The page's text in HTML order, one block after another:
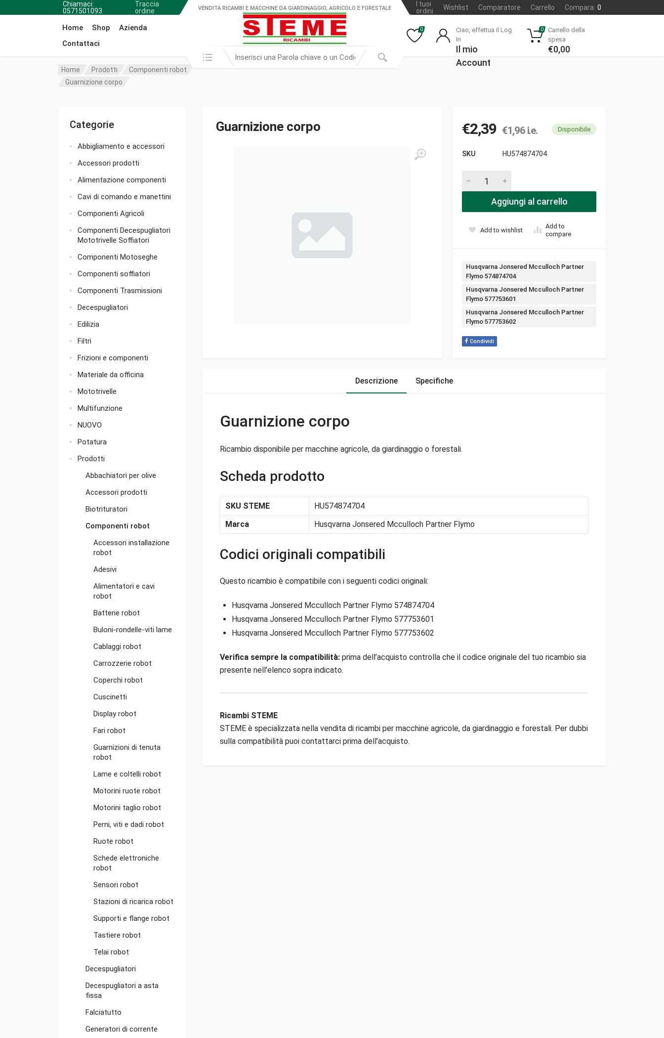
Chiamaci:
0571501093
Traccia
ordine
I tuoi
ordini
Wishlist Comparatore Carrello Compara: 0
Home Shop
Azienda
Contattaci
VENDITA RICAMBI E MACCHINE DA GIARDINAGGIO, AGRICOLO E FORESTALE
Cerca in:
0
Ciao, effettua il Log
In
Il mio
Account
0
Carrello della
spesa
€0,00
Home Prodotti
Componenti robot
Guarnizione corpo
Categorie
Abbigliamento e accessori
Accessori prodotti
Alimentazione componenti
Cavi di comando e manettini
Componenti Agricoli
Componenti Decespugliatori
Mototrivelle Soffiatori
Componenti Motoseghe
Componenti soffiatori
Componenti Trasmissioni
Decespugliatori
Edilizia
Filtri
Frizioni e componenti
Materiale da officina
Mototrivelle
Multifunzione
NUOVO
Potatura
Prodotti
Abbachiatori per olive
Accessori prodotti
Biotrituratori
Componenti robot
Accessori installazione
robot
Adesivi
Alimentatori e cavi
robot
Batterie robot
Buloni-rondelle-viti lame
Cablaggi robot
Carrozzerie robot
Coperchi robot
Cuscinetti
Display robot
Fari robot
Guarnizioni di tenuta
robot
Lame e coltelli robot
Motorini ruote robot
Motorini taglio robot
Perni, viti e dadi robot
Ruote robot
Schede elettroniche
robot
Sensori robot
Stazioni di ricarica robot
Supporti e flange robot
Tastiere robot
Telai robot
Decespugliatori
Decespugliatori a asta
fissa
Falciatutto
Generatori di corrente
Guarnizione corpo €2,39 €1,96i.e. Disponibile
SKU HU574874704
Aggiungi al carrello
Add to wishlist
Add to
compare
Tags:
Husqvarna Jonsered Mcculloch Partner
Flymo 574874704
Husqvarna Jonsered Mcculloch Partner
Flymo 577753601
Husqvarna Jonsered Mcculloch Partner
Flymo 577753602
Condividi
Descrizione Specifiche
Guarnizione corpo
Ricambio disponibile per macchine agricole, da giardinaggio o forestali.
Scheda prodotto
SKU STEME
HU574874704
Marca
Husqvarna Jonsered Mcculloch Partner Flymo
Codici originali compatibili
Questo ricambio è compatibile con i seguenti codici originali:
Husqvarna Jonsered Mcculloch Partner Flymo 574874704
Husqvarna Jonsered Mcculloch Partner Flymo 577753601
Husqvarna Jonsered Mcculloch Partner Flymo 577753602
Verifica sempre la compatibilità: prima dell’acquisto controlla che il codice originale del tuo ricambio sia
presente nell’elenco sopra indicato.
Ricambi STEME
STEME è specializzata nella vendita di ricambi per macchine agricole, da giardinaggio e forestali. Per dubbi
sulla compatibilità puoi contattarci prima dell’acquisto.